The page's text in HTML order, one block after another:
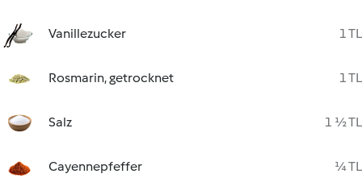
Vanillezucker 1 TL
Rosmarin, getrocknet 1 TL
Salz 1 ½ TL
Cayennepfeffer ¼ TL